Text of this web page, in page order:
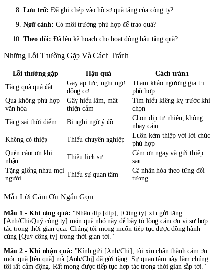
Lưu trữ: Đã ghi chép vào hồ sơ quà tặng của công ty?
Ngữ cảnh: Có môi trường phù hợp để trao quà?
Theo dõi: Đã lên kế hoạch cho hoạt động hậu tặng quà?
Những Lỗi Thường Gặp Và Cách Tránh
Lỗi thường gặp Hậu quả
Cách tránh
Tặng quà quá đắt
Gây áp lực, nghi ngờ
động cơ
Tham khảo ngưỡng giá trị
phù hợp
Quà không phù hợp
văn hóa
Gây hiểu lầm, mất
thiện cảm
Tìm hiểu kiêng kỵ trước khi
chọn
Tặng sai thời điểm
Bị nghi ngờ ý đồ
Chọn dịp tự nhiên, không
nhạy cảm
Không có thiệp
Thiếu chuyên nghiệp
Luôn kèm thiệp với lời chúc
phù hợp
Quên cảm ơn khi
nhận
Thiếu lịch sự
Cảm ơn ngay và gửi thiệp
sau
Tặng giống nhau mọi
người
Thiếu sự quan tâm
Cá nhân hóa theo từng đối
tượng
Mẫu Lời Cảm Ơn Ngắn Gọn
Mẫu 1 - Khi tặng quà: "Nhân dịp [dịp], [Công ty] xin gửi tặng
[Anh/Chị/Quý công ty] món quà nhỏ này để bày tỏ lòng cảm ơn vì sự hợp
tác trong thời gian qua. Chúng tôi mong muốn tiếp tục được đồng hành
cùng [Quý công ty] trong thời gian tới."
Mẫu 2 - Khi nhận quà: "Kính gửi [Anh/Chị], tôi xin chân thành cảm ơn
món quà [tên quà] mà [Anh/Chị] đã gửi tặng. Sự quan tâm này làm chúng
tôi rất cảm động. Rất mong được tiếp tục hợp tác trong thời gian sắp tới."